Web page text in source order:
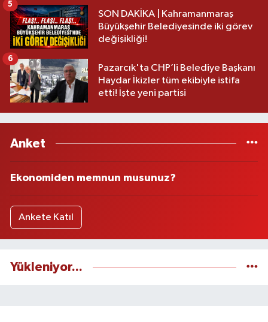
SON DAKİKA | Kahramanmaraş
Büyükşehir Belediyesinde iki görev
değişikliği!
5
Pazarcık'ta CHP’li Belediye Başkanı
Haydar İkizler tüm ekibiyle istifa
etti! İşte yeni partisi
6
Anket
Ekonomiden memnun musunuz?
Ankete Katıl
Yükleniyor...